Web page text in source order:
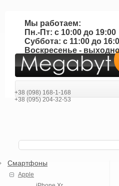
Мы работаем:
Пн.-Пт: с 10:00 до 19:00
Суббота: с 11:00 до
Воскресенье -
+38 (098) 168-1-168
+38 (095) 204-32-53
Смартфоны
Apple